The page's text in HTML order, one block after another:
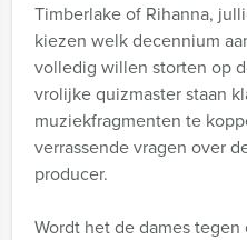
Timberlake of Rihanna,
kiezen welk decennium
volledig willen storten op
vrolijke quizmaster staan
muziekfragmenten te
verrassende vragen over
producer.
Wordt het de dames